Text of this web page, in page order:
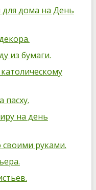
дома на День
из бумаги.
пасху.
на день
своими руками.